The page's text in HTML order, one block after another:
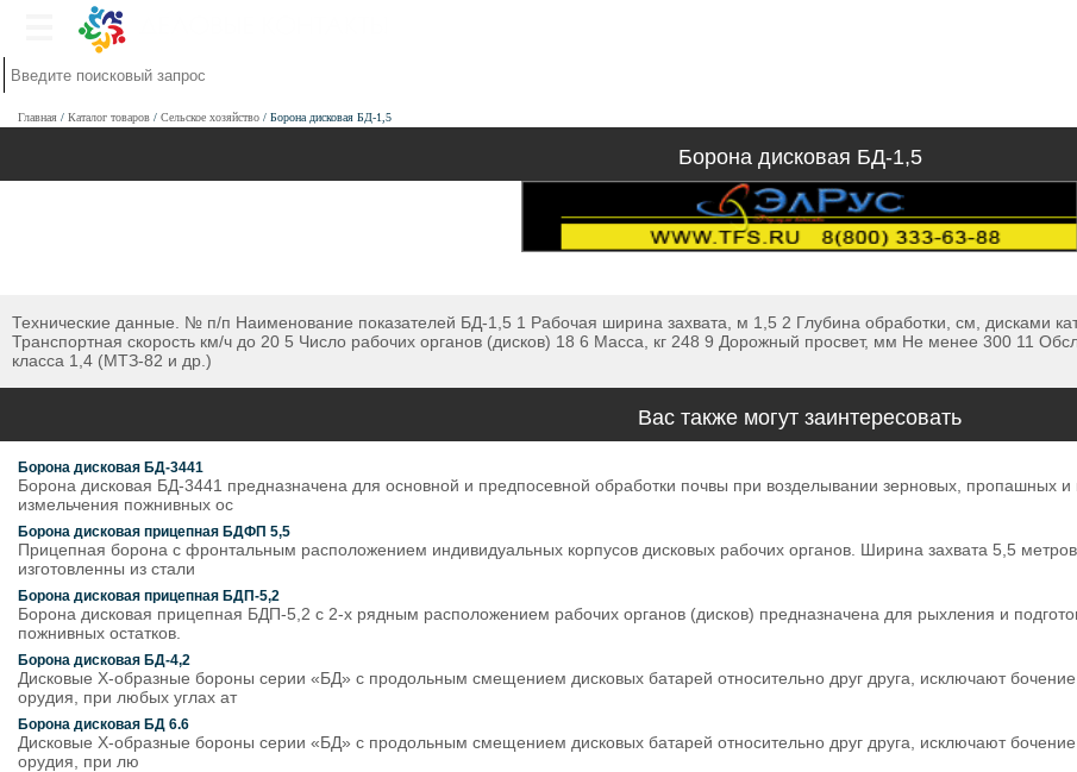
Главная Каталог товаров Сельское хозяйство Борона дисковая БД-1,5
Борона дисковая БД-1,5
Технические данные. № п/п Наименование показателей БД-1,5 1 Рабочая ширина захвата, м 1,5 2 Глубина обработки, см, дисками
Транспортная скорость км/ч до 20 5 Число рабочих органов (дисков) 18 6 Масса, кг 248 9 Дорожный просвет, мм Не менее 300 11
класса 1,4 (МТЗ-82 и др.)
Вас также могут заинтересовать
Борона дисковая БД-3441
Борона дисковая БД-3441 предназначена для основной и предпосевной обработки почвы при возделывании зерновых, пропашных и
измельчения пожнивных ос
Борона дисковая прицепная БДФП 5,5
Прицепная борона с фронтальным расположением индивидуальных корпусов дисковых рабочих органов. Ширина захвата 5,5
изготовленны из стали
Борона дисковая прицепная БДП-5,2
Борона дисковая прицепная БДП-5,2 с 2-х рядным расположением рабочих органов (дисков) предназначена для рыхления и
пожнивных остатков.
Борона дисковая БД-4,2
Дисковые Х-образные бороны серии «БД» с продольным смещением дисковых батарей относительно друг друга, исключают
орудия, при любых углах ат
Борона дисковая БД 6.6
Дисковые Х-образные бороны серии «БД» с продольным смещением дисковых батарей относительно друг друга, исключают
орудия, при лю